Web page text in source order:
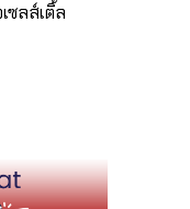
ซลส์เติ้ล